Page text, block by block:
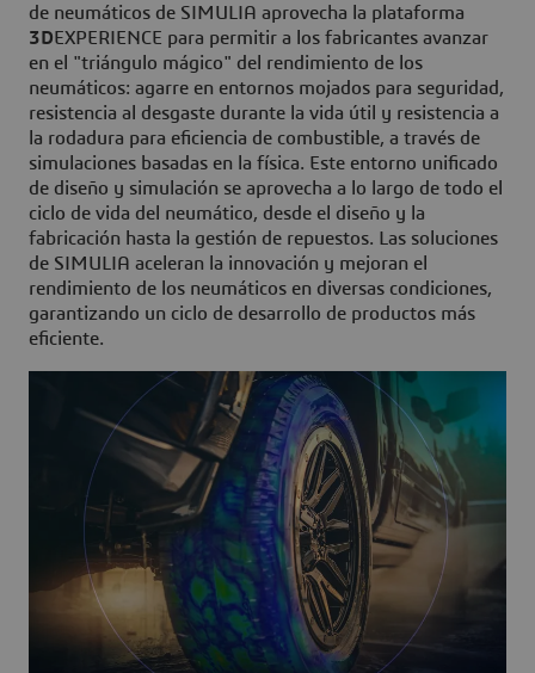
de neumáticos de SIMULIA aprovecha la plataforma
3DEXPERIENCE para permitir a los fabricantes avanzar
en el "triángulo mágico" del rendimiento de los
neumáticos: agarre en entornos mojados para seguridad,
resistencia al desgaste durante la vida útil y resistencia a
la rodadura para eficiencia de combustible, a través de
simulaciones basadas en la física. Este entorno unificado
de diseño y simulación se aprovecha a lo largo de todo el
ciclo de vida del neumático, desde el diseño y la
fabricación hasta la gestión de repuestos. Las soluciones
de SIMULIA aceleran la innovación y mejoran el
rendimiento de los neumáticos en diversas condiciones,
garantizando un ciclo de desarrollo de productos más
eficiente.